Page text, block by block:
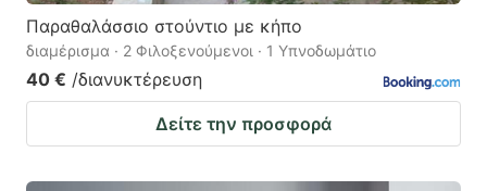
Παραθαλάσσιο στούντιο με κήπο
διαμέρισμα · 2 Φιλοξενούμενοι · 1 Υπνοδωμάτιο
40 € /διανυκτέρευση
Δείτε την προσφορά